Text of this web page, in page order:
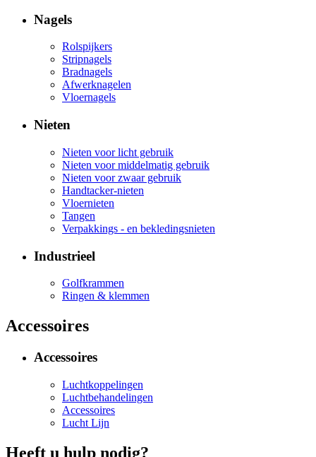
Nagels
Rolspijkers
Stripnagels
Bradnagels
Afwerknagelen
Vloernagels
Nieten
Nieten voor licht gebruik
Nieten voor middelmatig gebruik
Nieten voor zwaar gebruik
Handtacker-nieten
Vloernieten
Tangen
Verpakkings - en bekledingsnieten
Industrieel
Golfkrammen
Ringen & klemmen
Accessoires
Accessoires
Luchtkoppelingen
Luchtbehandelingen
Accessoires
Lucht Lijn
Heeft u hulp nodig?